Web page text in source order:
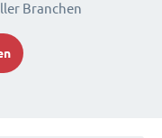
Branchen